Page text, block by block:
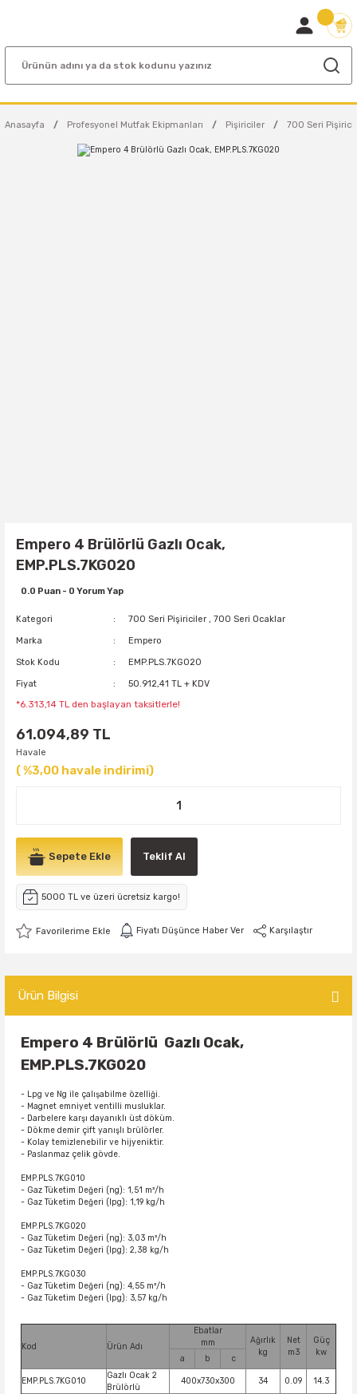
Anasayfa Profesyonel Mutfak Ekipmanları Pişiriciler 700 Seri
Empero 4 Brülörlü Gazlı Ocak,
EMP.PLS.7KG020
0.0 Puan - 0 Yorum Yap
Kategori 700 Seri Pişiriciler ,700 Seri Ocaklar
Marka Empero
Stok Kodu EMP.PLS.7KG020
Fiyat 50.912,41 TL + KDV
*6.313,14 TL den başlayan taksitlerle!
61.094,89 TL
Havale
( %3,00 havale indirimi)
Sepete Ekle Teklif Al
5000 TL ve üzeri ücretsiz kargo!
Fiyatı Düşünce Haber Ver Karşılaştır
Ürün Bilgisi
Empero 4 Brülörlü Gazlı Ocak,
EMP.PLS.7KG020
- Lpg ve Ng ile çalışabilme özelliği.
- Magnet emniyet ventilli musluklar.
- Darbelere karşı dayanıklı üst döküm.
- Dökme demir çift yanışlı brülörler.
- Kolay temizlenebilir ve hijyeniktir.
- Paslanmaz çelik gövde.
EMP.PLS.7KG010
- Gaz Tüketim Değeri (ng): 1,51 m³/h
- Gaz Tüketim Değeri (lpg): 1,19 kg/h
EMP.PLS.7KG020
- Gaz Tüketim Değeri (ng): 3,03 m³/h
- Gaz Tüketim Değeri (lpg): 2,38 kg/h
EMP.PLS.7KG030
- Gaz Tüketim Değeri (ng): 4,55 m³/h
- Gaz Tüketim Değeri (lpg): 3,57 kg/h
Kod Ürün Adı
Ebatlar
mm
Ağırlık
kg
Net
m3
Güç
kw
a b c
EMP.PLS.7KG010
Gazlı Ocak 2
Brülörlü
400x730x300 34 0.09 14.3